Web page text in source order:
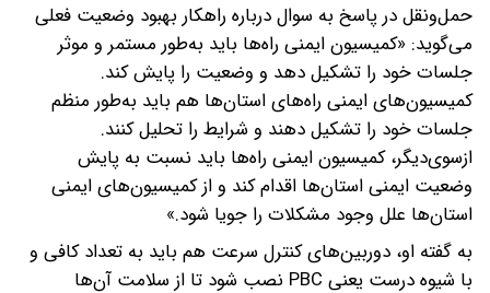
حمل‌ونقل در پاسخ به سوال درباره راهکار بهبود وضعیت فعلی
می‌گوید: «کمیسیون ایمنی راه‌ها باید به‌طور مستمر و موثر
جلسات خود را تشکیل دهد و وضعیت را پایش کند.
کمیسیون‌های ایمنی راه‌های استان‌ها هم باید به‌طور منظم
جلسات خود را تشکیل دهند و شرایط را تحلیل کنند.
ازسوی‌دیگر، کمیسیون ایمنی راه‌ها باید نسبت به پایش
وضعیت ایمنی استان‌ها اقدام کند و از کمیسیون‌های ایمنی
استان‌ها علل وجود مشکلات را جویا شود.»
به گفته او، دوربین‌های کنترل سرعت هم باید به تعداد کافی و
با شیوه درست یعنی PBC نصب شود تا از سلامت آن‌ها